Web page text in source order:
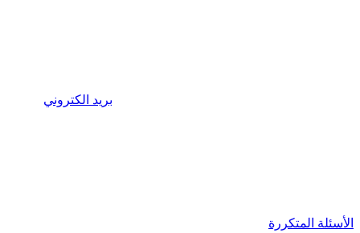
بريد الكتروني
الأسئلة المتكررة